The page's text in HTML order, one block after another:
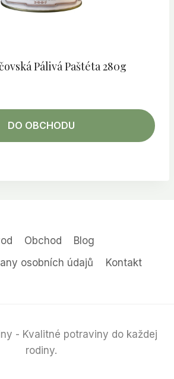
Pálivá Paštéta 280g
DO OBCHODU
Obchod
Blog
osobních údajů
Kontakt
- Kvalitné potraviny do každej
rodiny.